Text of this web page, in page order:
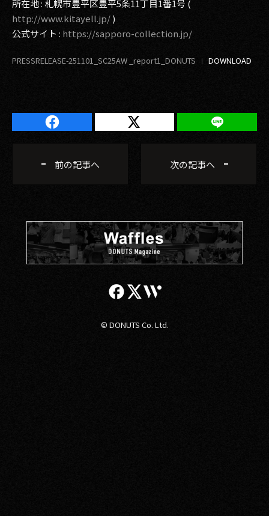
所在地 : 札幌市豊平区豊平5条11丁目1番1号 (
http://www.kitayell.jp/)
公式サイト : https://sapporo-collection.jp/
PRESSRELEASE-251101_SC25AW _report1_DONUTS
前の記事へ 次の記事へ
© DONUTS Co. Ltd.